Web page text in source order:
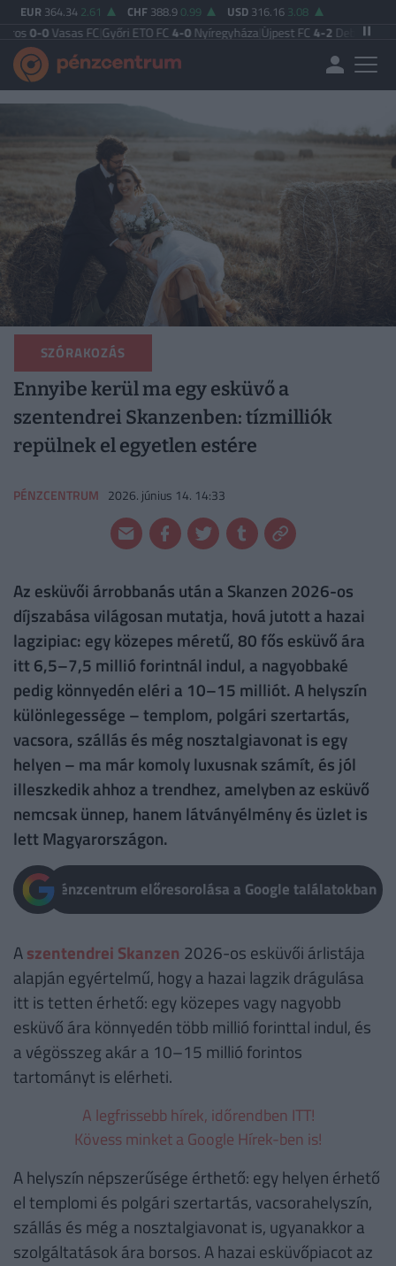
EUR 364.34 2.61 CHF 388.9 0.99 USD 316.16 3.08
FC|Győri ETO FC4-0Nyíregyháza|Újpest FC4-2Debreceni VSC
SZÓRAKOZÁS
Ennyibe kerül ma egy esküvő a
szentendrei Skanzenben: tízmilliók
repülnek el egyetlen estére
PÉNZCENTRUM 2026. június 14. 14:33
Az esküvői árrobbanás után a Skanzen 2026-os
díjszabása világosan mutatja, hová jutott a hazai
lagzipiac: egy közepes méretű, 80 fős esküvő ára
itt 6,5–7,5 millió forintnál indul, a nagyobbaké
pedig könnyedén eléri a 10–15 milliót. A helyszín
különlegessége – templom, polgári szertartás,
vacsora, szállás és még nosztalgiavonat is egy
helyen – ma már komoly luxusnak számít, és jól
illeszkedik ahhoz a trendhez, amelyben az esküvő
nemcsak ünnep, hanem látványélmény és üzlet is
lett Magyarországon.
Pénzcentrum előresorolása a Google találatokban
Aszentendrei Skanzen 2026-os esküvői árlistája
alapján egyértelmű, hogy a hazai lagzik drágulása
itt is tetten érhető: egy közepes vagy nagyobb
esküvő ára könnyedén több millió forinttal indul, és
a végösszeg akár a 10–15 millió forintos
tartományt is elérheti.
A legfrissebb hírek, időrendben ITT!
Kövess minket a Google Hírek-ben is!
A helyszín népszerűsége érthető: egy helyen érhető
el templomi és polgári szertartás, vacsorahelyszín,
szállás és még a nosztalgiavonat is, ugyanakkor a
szolgáltatások ára borsos. A hazai esküvőpiacot az